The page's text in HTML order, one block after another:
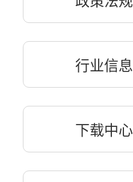
行业信息
下载中心